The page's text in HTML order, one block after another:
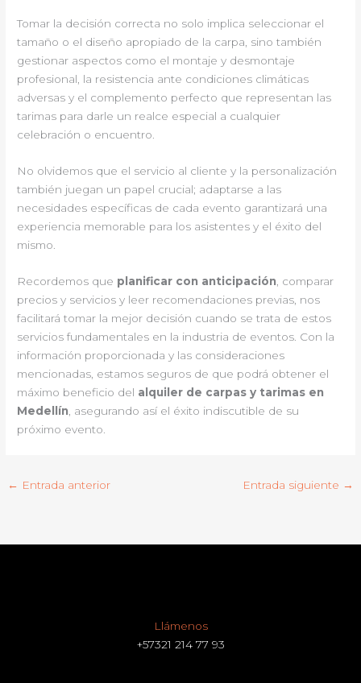
Tomar la decisión correcta no solo implica seleccionar el
tamaño o el diseño apropiado de la carpa, sino también
gestionar aspectos como el montaje y desmontaje
profesional, la resistencia ante condiciones climáticas
adversas y el complemento perfecto que representan las
tarimas para darle un realce especial a cualquier
celebración o encuentro.
No olvidemos que el servicio al cliente y la personalización
también juegan un papel crucial; adaptarse a las
necesidades específicas de cada evento garantizará una
experiencia memorable para los asistentes y el éxito del
mismo.
Recordemos que planificar con anticipación , comparar
precios y servicios y leer recomendaciones previas, nos
facilitará tomar la mejor decisión cuando se trata de estos
servicios fundamentales en la industria de eventos. Con la
información proporcionada y las consideraciones
mencionadas, estamos seguros de que podrá obtener el
máximo beneficio del alquiler de carpas y tarimas en
Medellín , asegurando así el éxito indiscutible de su
próximo evento.
← Entrada anterior Entrada siguiente →
Llámenos
+57321 214 77 93